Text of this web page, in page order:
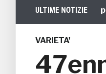
ULTIME NOTIZIE
Viaggi di Gruppo:
VARIETA'